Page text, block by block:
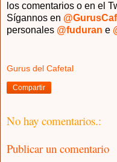
los comentarios o en el
Sígannos en
personales @fuduran e
Gurus del Cafetal
Compartir
No hay comentarios.:
Publicar un comentario